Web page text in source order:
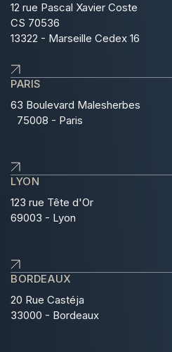
12 rue Pascal Xavier Coste
CS 70536
13322 - Marseille Cedex 16
PARIS
63 Boulevard Malesherbes
75008 - Paris
LYON
123 rue Tête d'Or
69003 - Lyon
BORDEAUX
20 Rue Castéja
33000 - Bordeaux